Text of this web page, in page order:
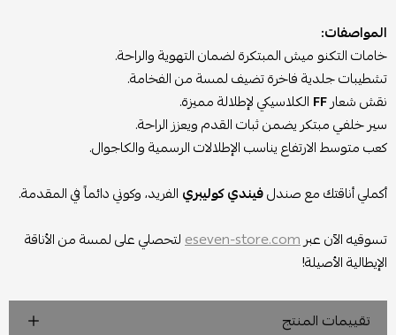
المواصفات:
خامات التكنو ميش المبتكرة لضمان التهوية والراحة.
تشطيبات جلدية فاخرة تضيف لمسة من الفخامة.
نقش شعارFF الكلاسيكي لإطلالة مميزة.
سير خلفي مبتكر يضمن ثبات القدم ويعزز الراحة.
كعب متوسط الارتفاع يناسب الإطلالات الرسمية والكاجوال.
أكملي أناقتك مع صندلفيندي كوليبري الفريد، وكوني دائماً في المقدمة.
تسوقيه الآن عبرeseven-store.comلتحصلي على لمسة من الأناقة
الإيطالية الأصيلة!
تقييمات المنتج